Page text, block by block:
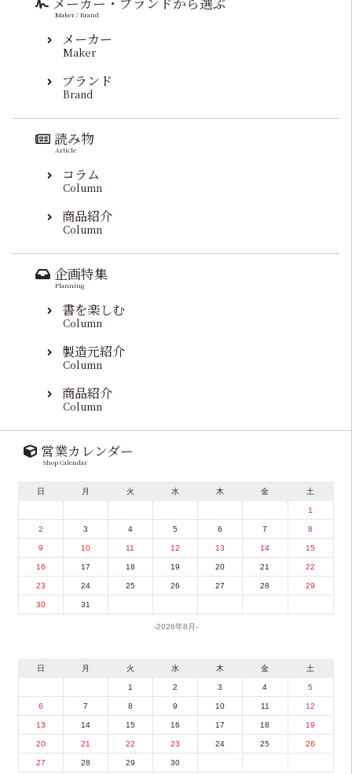
Maker / Brand
メーカー
Maker
ブランド
Brand
読み物
Article
コラム
Column
商品紹介
Column
企画特集
Planning
書を楽しむ
Column
製造元紹介
Column
商品紹介
Column
営業カレンダー
Shop Calendar
2026年8月
日 月 火 水 木 金 土
1
2 3 4 5 6 7 8
9 10 11 12 13 14 15
16 17 18 19 20 21 22
23 24 25 26 27 28 29
30 31
日 月 火 水 木 金 土
1 2 3 4 5
6 7 8 9 10 11 12
13 14 15 16 17 18 19
20 21 22 23 24 25 26
27 28 29 30